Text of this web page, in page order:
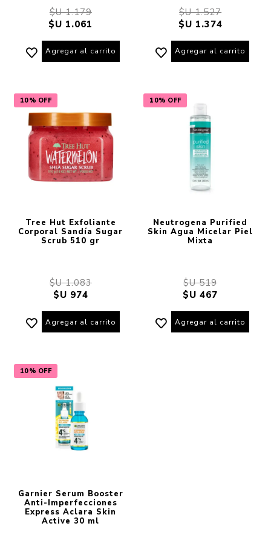
$U 1.179
$U 1.061
Agregar al carrito
$U 1.527
$U 1.374
Agregar al carrito
10% OFF
Tree Hut Exfoliante
Corporal Sandía Sugar
Scrub 510 gr
$U 1.083
$U 974
Agregar al carrito
10% OFF
Neutrogena Purified
Skin Agua Micelar Piel
Mixta
$U 519
$U 467
Agregar al carrito
10% OFF
Garnier Serum Booster
Anti-Imperfecciones
Express Aclara Skin
Active 30 ml